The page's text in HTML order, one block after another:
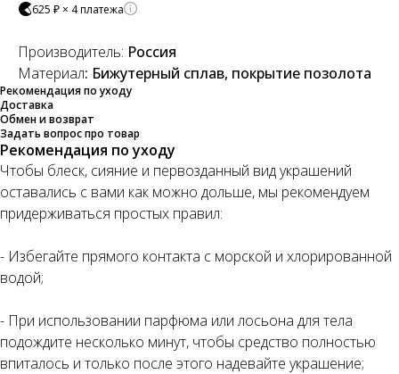
625 ₽ × 4 платежа
Производитель: Россия
Материал: Бижутерный сплав, покрытие позолота
Рекомендация по уходу
Доставка
Обмен и возврат
Задать вопрос про товар
Рекомендация по уходу
Чтобы блеск, сияние и первозданный вид украшений
оставались с вами как можно дольше, мы рекомендуем
придерживаться простых правил:
- Избегайте прямого контакта с морской и хлорированной
водой;
- При использовании парфюма или лосьона для тела
подождите несколько минут, чтобы средство полностью
впиталось и только после этого надевайте украшение;